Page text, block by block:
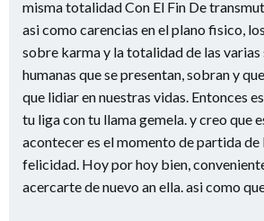
misma totalidad Con El Fin De
asi­ como carencias en el plano fisico,
sobre karma y la totalidad de las varias
humanas que se presentan, sobran y
que lidiar en nuestras vidas. Entonces
tu liga con tu llama gemela. y creo que
acontecer es el momento de partida
felicidad. Hoy por hoy bien,
acercarte de nuevo an ella. asi­ como